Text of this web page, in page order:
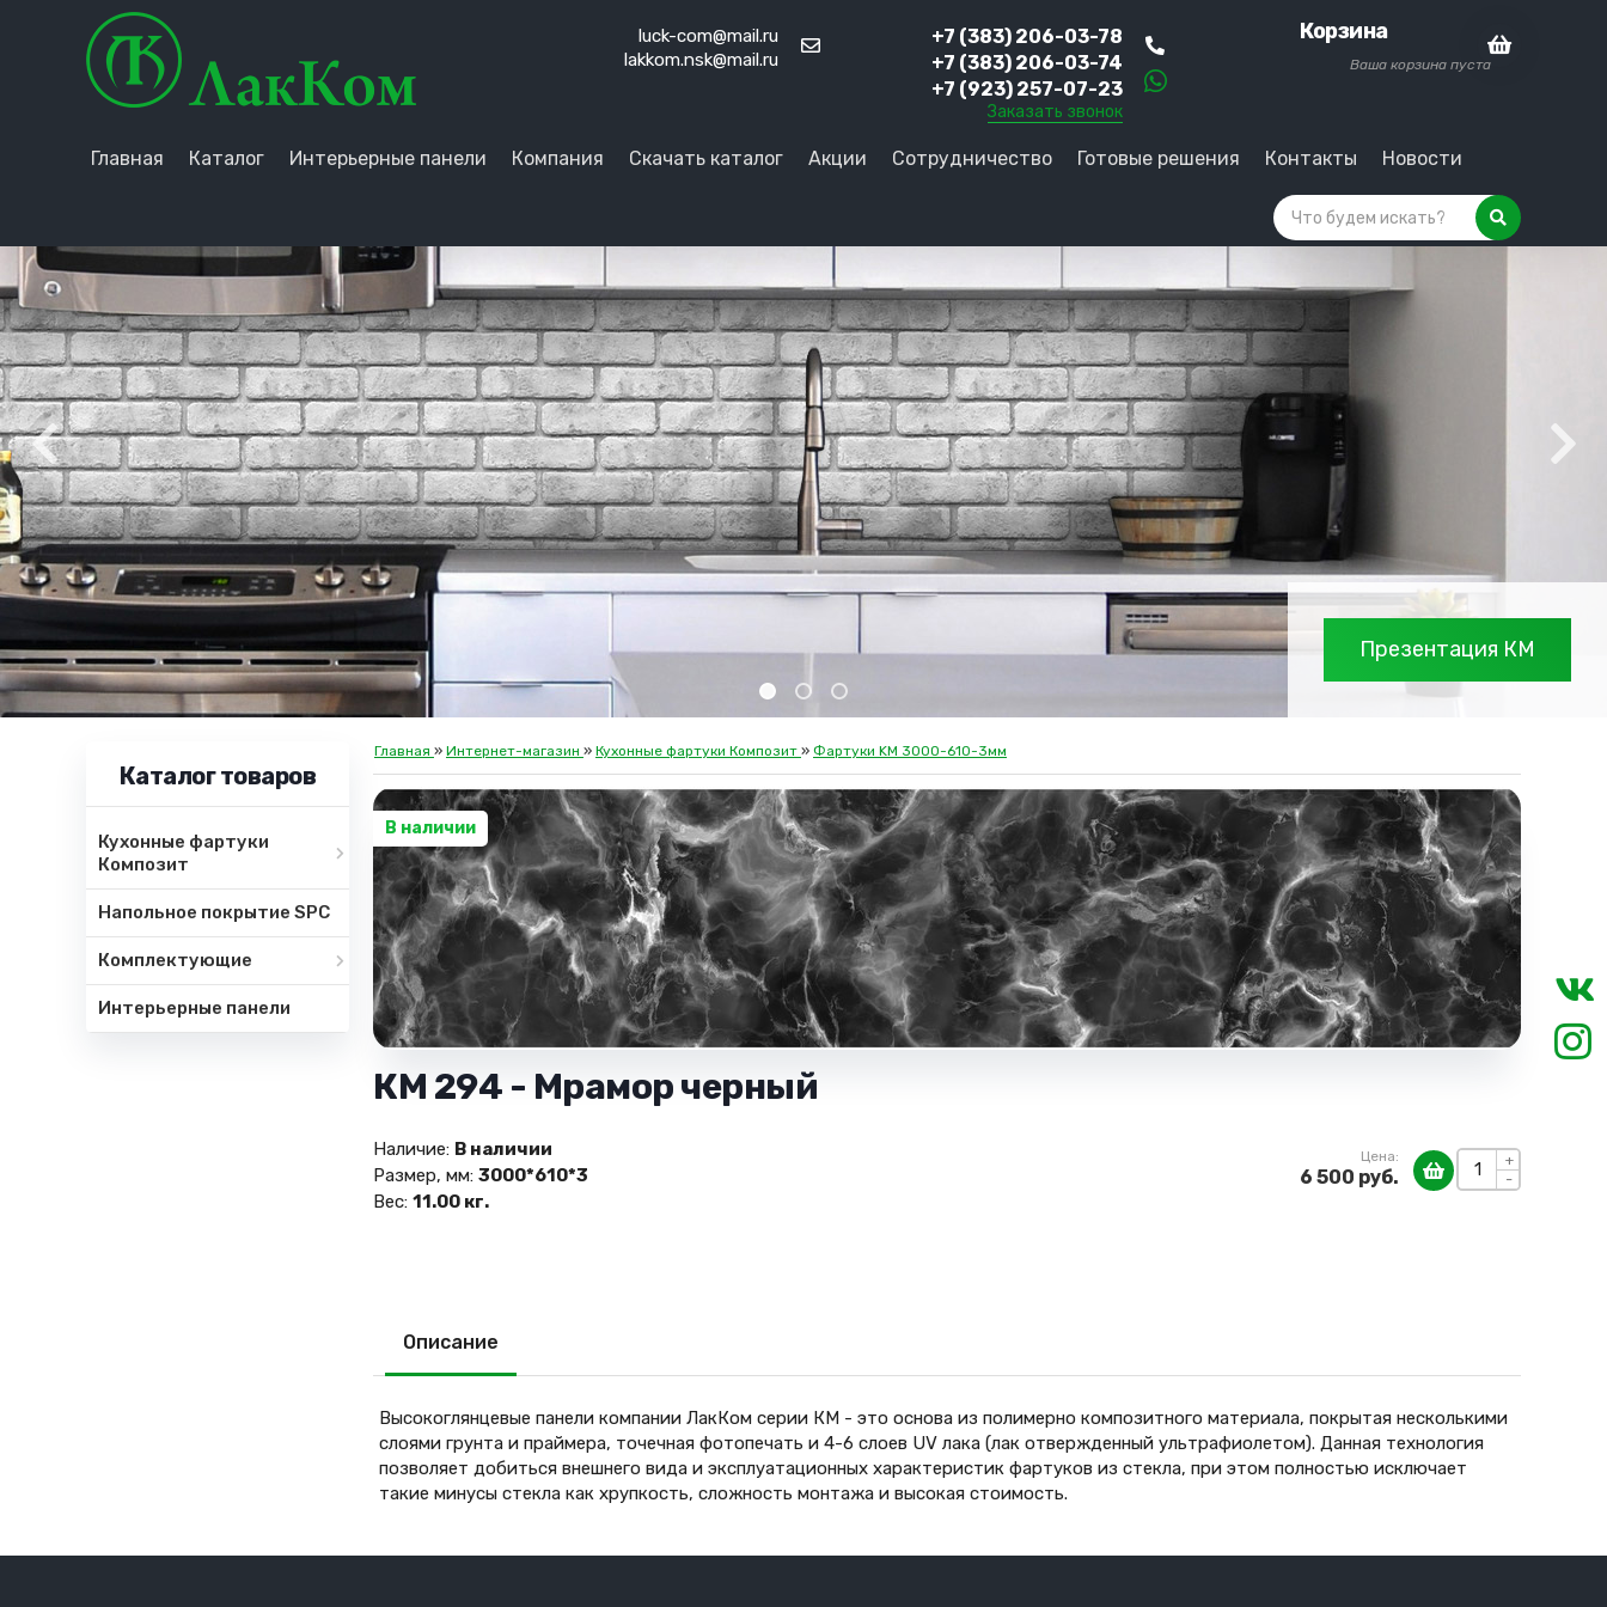
luck-com@mail.ru
lakkom.nsk@mail.ru
+7 (383) 206-03-78
+7 (383) 206-03-74
+7 (923) 257-07-23
Заказать звонок
Корзина
Ваша корзина пуста
Главная Каталог Интерьерные панели Компания Скачать каталог Акции Сотрудничество Готовые решения Контакты Новости
Презентация КМ
Каталог товаров
Кухонные фартуки
Композит
Напольное покрытие SPC
Комплектующие
Интерьерные панели
Главная » Интернет-магазин » Кухонные фартуки Композит » Фартуки KM 3000-610-3мм
В наличии
КМ 294 - Мрамор черный
+
-
Цена:
6 500 руб.
Наличие: В наличии
Размер, мм: 3000*610*3
Вес: 11.00 кг.
Описание
Высокоглянцевые панели компании ЛакКом серии КМ - это основа из полимерно композитного материала, покрытая несколькими
слоями грунта и праймера, точечная фотопечать и 4-6 слоев UV лака (лак отвержденный ультрафиолетом). Данная технология
позволяет добиться внешнего вида и эксплуатационных характеристик фартуков из стекла, при этом полностью исключает
такие минусы стекла как хрупкость, сложность монтажа и высокая стоимость.